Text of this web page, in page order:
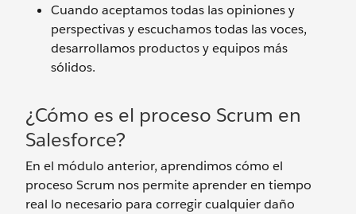
Cuando aceptamos todas las opiniones y
perspectivas y escuchamos todas las voces,
desarrollamos productos y equipos más
sólidos.
¿Cómo es el proceso Scrum en
Salesforce?
En el módulo anterior, aprendimos cómo el
proceso Scrum nos permite aprender en tiempo
real lo necesario para corregir cualquier daño